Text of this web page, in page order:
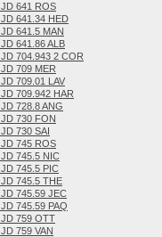
JD 641 ROS
JD 641.34 HED
JD 641.5 MAN
JD 641.86 ALB
JD 704.943 2 COR
JD 709 MER
JD 709.01 LAV
JD 709.942 HAR
JD 728.8 ANG
JD 730 FON
JD 730 SAI
JD 745 ROS
JD 745.5 NIC
JD 745.5 PIC
JD 745.5 THE
JD 745.59 JEC
JD 745.59 PAQ
JD 759 OTT
JD 759 VAN